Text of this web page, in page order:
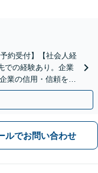
約受付】【社会人経
での経験あり。企業
業の信用・信頼を守
分】
ルでお問い合わせ